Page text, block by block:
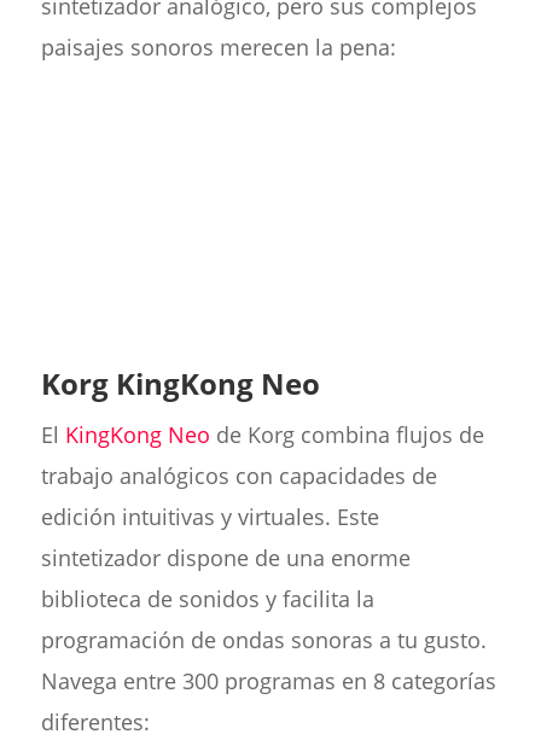
sintetizador analógico, pero sus complejos
paisajes sonoros merecen la pena:
Korg KingKong Neo
El KingKong Neo de Korg combina flujos de
trabajo analógicos con capacidades de
edición intuitivas y virtuales. Este
sintetizador dispone de una enorme
biblioteca de sonidos y facilita la
programación de ondas sonoras a tu gusto.
Navega entre 300 programas en 8 categorías
diferentes: